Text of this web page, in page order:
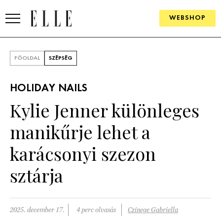
WEBSHOP
SZÉPSÉG
PÁRKAPCSOLAT
FŐOLDAL SZÉPSÉG
HOLIDAY NAILS
Kylie Jenner különleges
manikűrje lehet a
karácsonyi szezon
sztárja
2025. december 17. 4 perc olvasás Czinege Gabriella